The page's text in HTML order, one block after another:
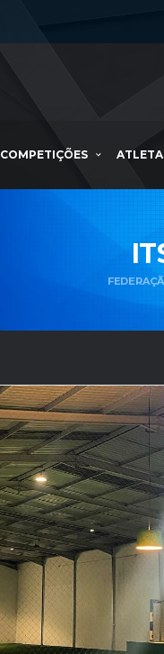
COMPETIÇÕES